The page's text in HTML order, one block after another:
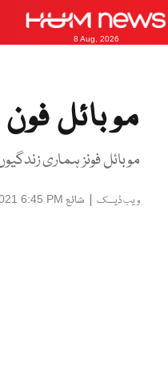
8 Aug, 2026
موبائل
موبائل فونز ہماری
ویب ڈیسک | شائع 6:45 PM